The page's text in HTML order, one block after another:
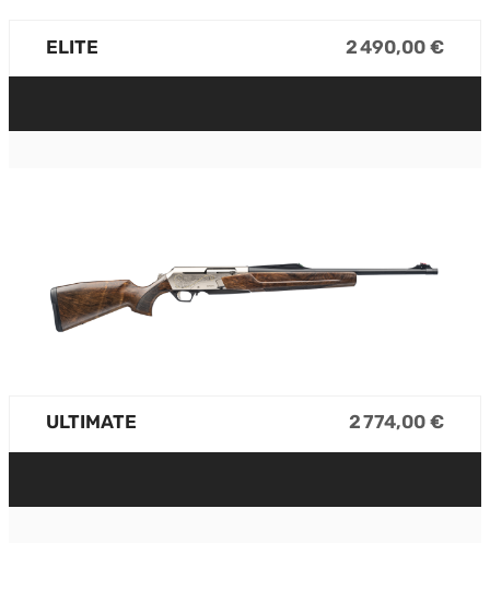
ELITE 2 490,00 €
ULTIMATE 2 774,00 €